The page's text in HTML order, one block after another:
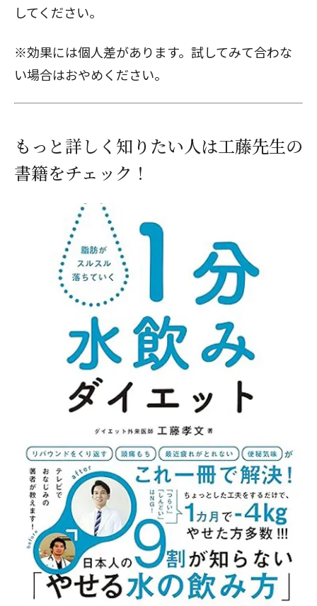
してください。
※効果には個人差があります。試してみて合わな
い場合はおやめください。
もっと詳しく知りたい人は工藤先生の
書籍をチェック！